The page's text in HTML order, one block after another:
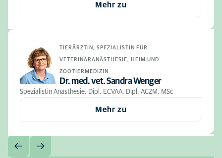
Mehr zu
TIERÄRZTIN, SPEZIALISTIN FÜR
VETERINÄRANÄSTHESIE, HEIM UND
ZOOTIERMEDIZIN
Dr. med. vet. Sandra Wenger
Spezialistin Anästhesie, Dipl. ECVAA, Dipl. ACZM, MSc
Mehr zu